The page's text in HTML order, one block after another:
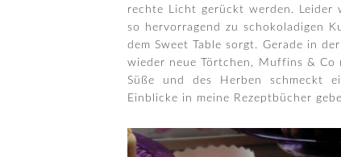
rechte Licht gerückt werden. Leider
so hervorragend zu schokoladigen
dem Sweet Table sorgt. Gerade in
wieder neue Törtchen, Muffins & Co
Süße und des Herben schmeckt
Einblicke in meine Rezeptbücher